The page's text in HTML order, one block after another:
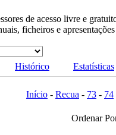
de acesso livre e
ficheiros e
Histórico Estatísticas
Início - Recua - 73 - 74
Ordenar